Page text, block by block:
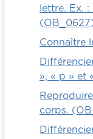
lettre. Ex.
Connaître
», « p » et
corps.